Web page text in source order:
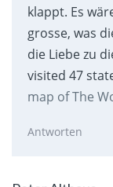
klappt. Es
grosse, was
die Liebe zu
visited 47
map of The
Antworten